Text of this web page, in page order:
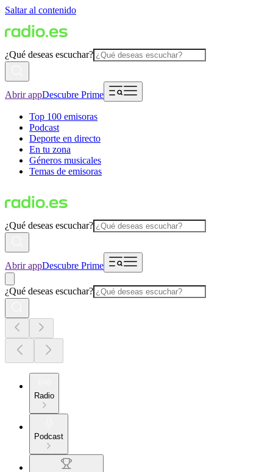
Saltar al contenido
¿Qué deseas escuchar?
Abrir appDescubre Prime
Top 100 emisoras
Podcast
Deporte en directo
En tu zona
Géneros musicales
Temas de emisoras
¿Qué deseas escuchar?
Abrir appDescubre Prime
¿Qué deseas escuchar?
Radio
Podcast